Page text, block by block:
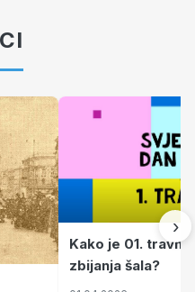
Kako je 01.
zbijanja šala?
›